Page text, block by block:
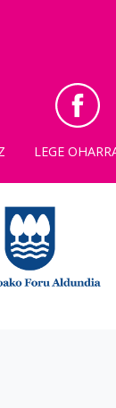
LEGE